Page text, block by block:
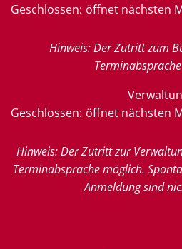
Klicken, um weitere Öffnungs-
Geschlossen: öffnet nächsten
Hinweis: Der Zutritt zum
Klicken, um weitere Öffnungs-
Geschlossen: öffnet nächsten
Hinweis: Der Zutritt zur
Terminabsprache möglich.
Anmeldung sind